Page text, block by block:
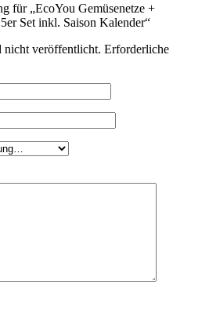
für „EcoYou Gemüsenetze +
Set inkl. Saison Kalender“
veröffentlicht. Erforderliche